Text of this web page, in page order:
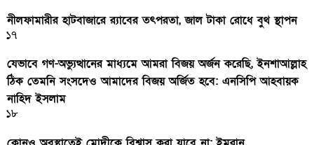
নীলফামারীর হাটবাজারে র‌্যাবের তৎপরতা, জাল টাকা রোধে বুথ স্থাপন
১৭
যেভাবে গণ-অভ্যুত্থানের মাধ্যমে আমরা বিজয় অর্জন করেছি, ইনশাআল্লাহ
ঠিক তেমনি সংসদেও আমাদের বিজয় অর্জিত হবে: এনসিপি আহবায়ক
নাহিদ ইসলাম
১৮